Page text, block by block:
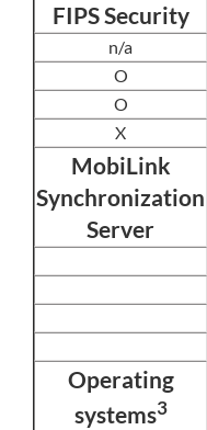
FIPS Security
n/a
O
O
X
MobiLink
Synchronization
Server
Operating
systems3